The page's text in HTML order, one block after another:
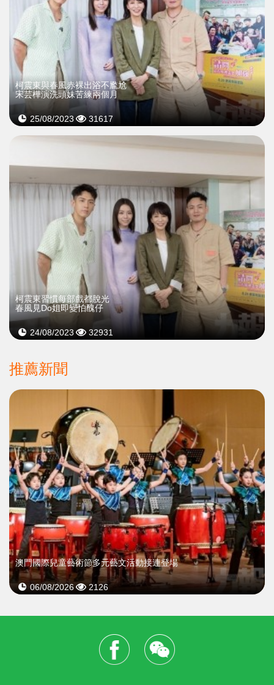
柯震東與春風赤裸出浴不尷尬
宋芸樺演洗頭妹苦練兩個月
25/08/2023 31617
柯震東習慣每部戲都脫光
春風見Do姐即變怕醜仔
24/08/2023 32931
推薦新聞
澳門國際兒童藝術節多元藝文活動接連登場
06/08/2026 2126